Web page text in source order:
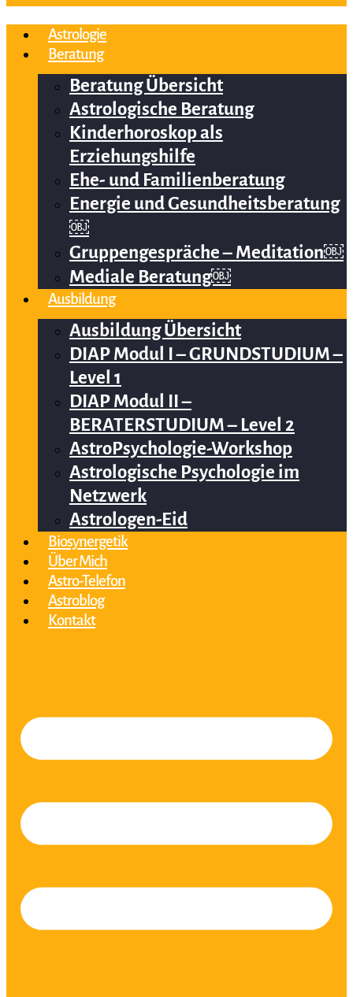
Astrologie
Beratung
Beratung Übersicht
Astrologische Beratung
Kinderhoroskop als
Erziehungshilfe
Ehe- und Familienberatung
Energie und Gesundheitsberatung
￼
Gruppengespräche – Meditation￼
Mediale Beratung￼
Ausbildung
Ausbildung Übersicht
DIAP Modul I – GRUNDSTUDIUM –
Level 1
DIAP Modul II –
BERATERSTUDIUM – Level 2
AstroPsychologie-Workshop
Astrologische Psychologie im
Netzwerk
Astrologen-Eid
Biosynergetik
Über Mich
Astro-Telefon
Astroblog
Kontakt